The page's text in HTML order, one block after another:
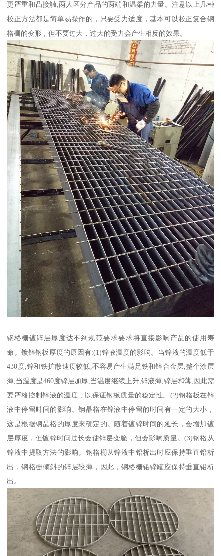
更严重和凸接触,两人区分产品的两端和温柔的力量。注意以上几种
校正方法都是简单易操作的，只要受力适度，基本可以校正复合钢
格栅的变形，但不要过大，过大的受力会产生相反的效果。
钢格栅镀锌层厚度达不到规范要求要求将直接影响产品的使用寿
命。镀锌钢板厚度的原因有:(1)锌液温度的影响。当锌液的温度低于
430度,锌和铁扩散速度较低,不容易产生满足铁和锌合金层,整个涂层
薄,当温度是460度锌层加厚,当温度继续上升,锌液薄,锌层和薄,因此需
要严格控制锌液的温度，以保证钢板质量的稳定性。(2)钢格板在锌
液中停留时间的影响。钢晶格在锌液中停留的时间有一定的大小，
这是根据钢晶格的厚度来确定的。随着镀锌时间的延长，会增加镀
层厚度，但镀锌时间过长会使锌层变脆，但会影响质量。(3)钢格从
锌液中提取方法的影响。钢格栅从锌液中铅析出时应保持垂直铅析
出，钢格栅倾斜的锌层较薄，因此，钢格栅铅锌罐应保持垂直铅析
出。